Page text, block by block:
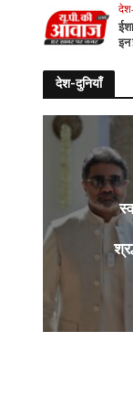
इन
देश-दुनियाँ